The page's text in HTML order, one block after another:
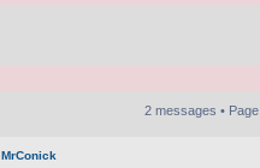
2 messages • Page
MrConick